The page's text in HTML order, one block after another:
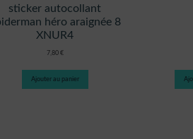
sticker autocollant
héro araignée 8
XNUR4
7,80 €
Ajouter au panier